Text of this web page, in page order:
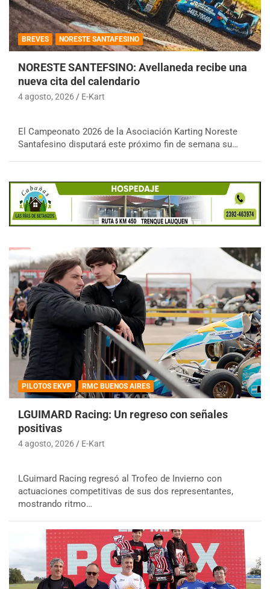
BREVES NORESTE SANTAFESINO
NORESTE SANTEFSINO: Avellaneda recibe una
nueva cita del calendario
4 agosto, 2026 E-Kart
El Campeonato 2026 de la Asociación Karting Noreste
Santafesino disputará este próximo fin de semana su…
PILOTOS EKVP RMC BUENOS AIRES
LGUIMARD Racing: Un regreso con señales
positivas
4 agosto, 2026 E-Kart
LGuimard Racing regresó al Trofeo de Invierno con
actuaciones competitivas de sus dos representantes,
mostrando ritmo…